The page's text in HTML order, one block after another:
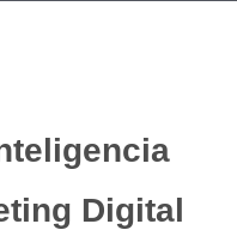
Digital